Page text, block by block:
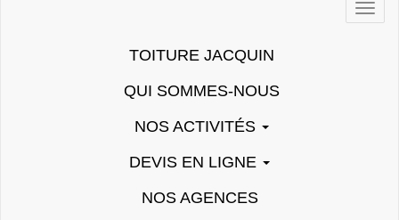
TOITURE JACQUIN
QUI SOMMES-NOUS
NOS ACTIVITÉS
DEVIS EN LIGNE
NOS AGENCES